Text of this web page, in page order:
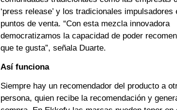
‘press release’ y los tradicionales impulsadores
puntos de venta. “Con esta mezcla innovadora
democratizamos la capacidad de poder
que te gusta”, señala Duarte.
Así funciona
Siempre hay un recomendador del producto a
persona, quien recibe la recomendación y